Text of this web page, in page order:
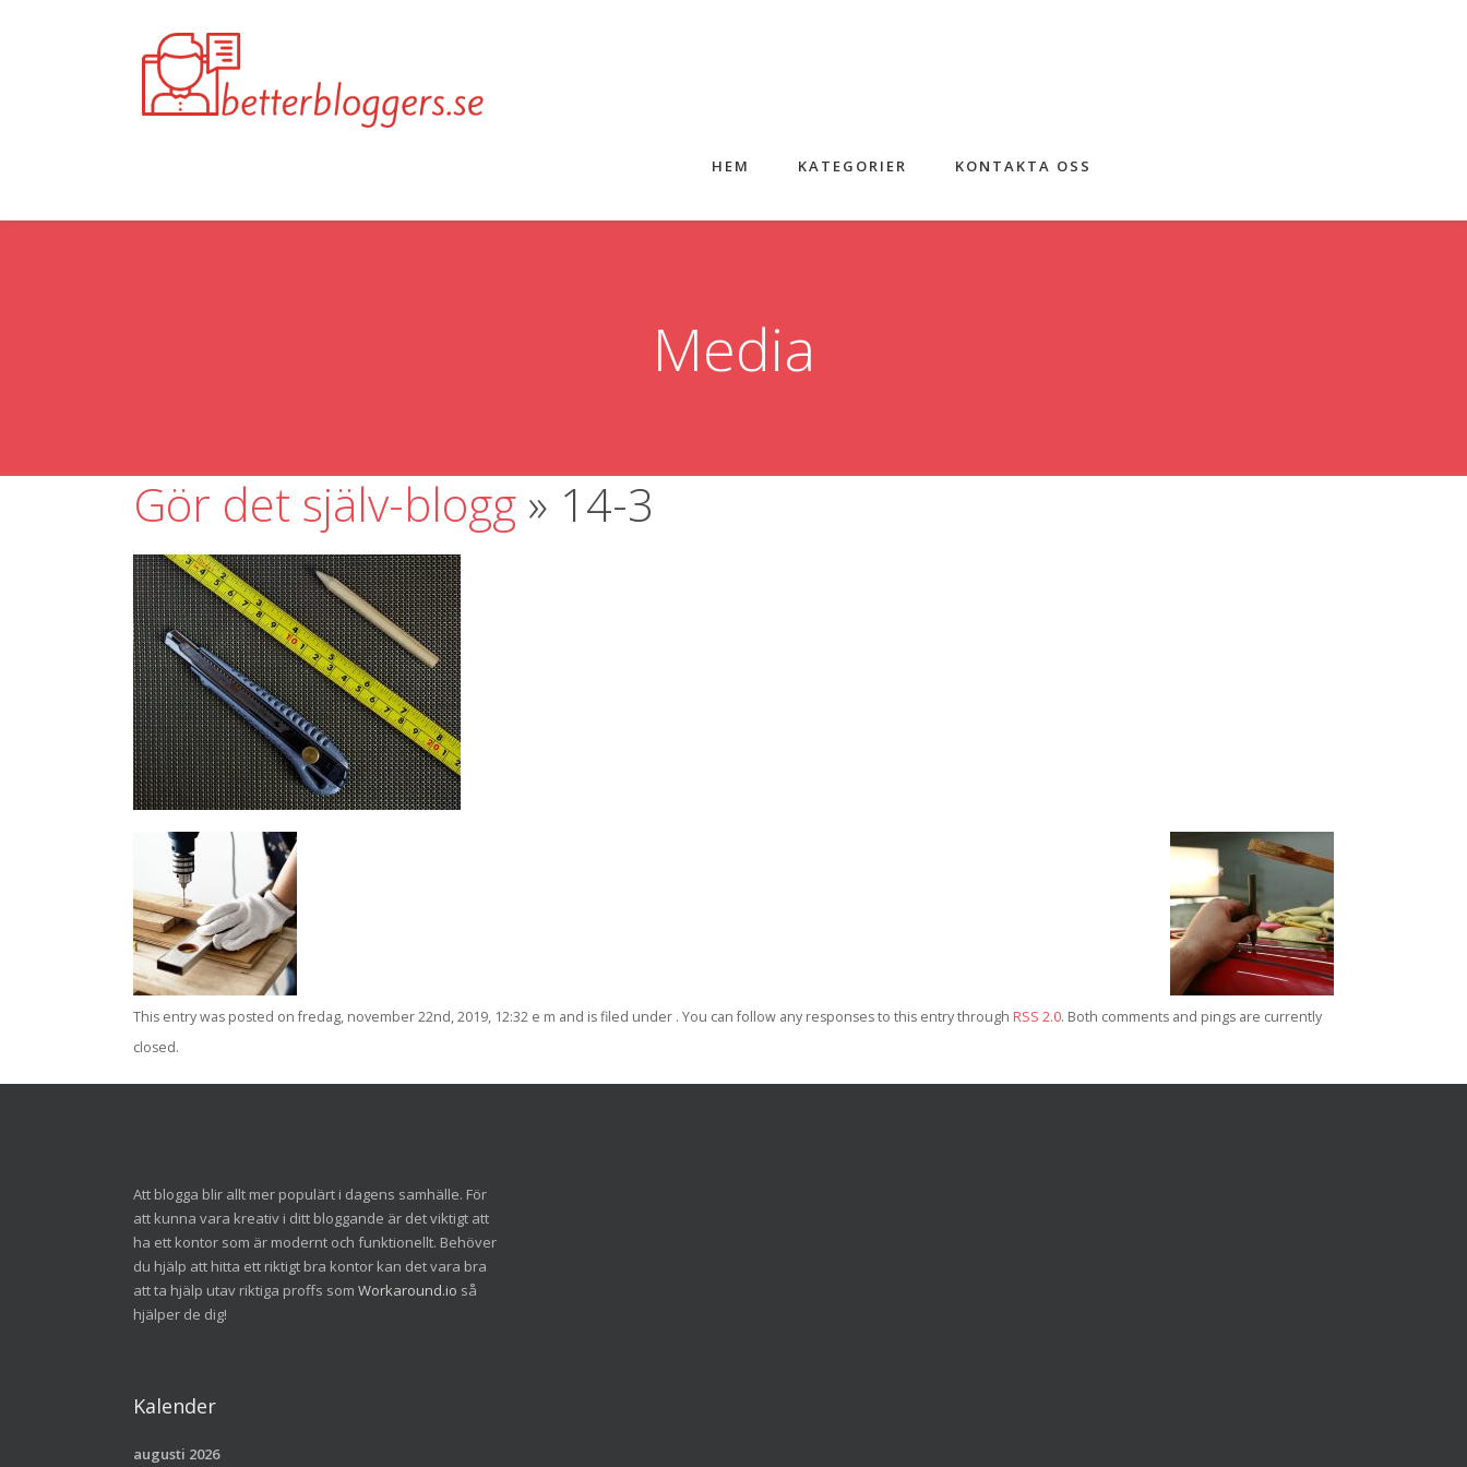
HEM KATEGORIER KONTAKTA OSS
Media
Gör det själv-blogg » 14-3
This entry was posted on fredag, november 22nd, 2019, 12:32 e m and is filed under . You can follow any responses to this entry through RSS 2.0. Both comments and pings are currently
closed.
Att blogga blir allt mer populärt i dagens samhälle. För
att kunna vara kreativ i ditt bloggande är det viktigt att
ha ett kontor som är modernt och funktionellt. Behöver
du hjälp att hitta ett riktigt bra kontor kan det vara bra
att ta hjälp utav riktiga proffs som Workaround.io så
hjälper de dig!
Kalender
augusti 2026